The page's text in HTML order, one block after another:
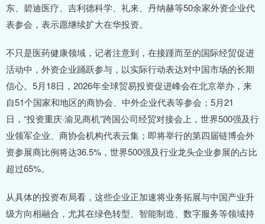
东、碧迪医疗、吉利德科学、礼来、丹纳赫等50余家外资企业代
表参会，表示愿继续扩大在华投资。
不只是医药健康领域，记者注意到，在接踵而至的国际经贸促进
活动中，外资企业踊跃参与，以实际行动表达对中国市场的长期
信心。5月18日，2026年全球贸易投资促进峰会在北京举办，来
自51个国家和地区的商协会、中外企业代表等参会；5月21
日，“投资重庆·渝见商机”跨国公司经贸对接会上，世界500强及行
业领军企业、商协会机构代表云集；即将举行的第四届链博会外
资参展商比例将达36.5%，世界500强及行业龙头企业参展的占比
超过65%。
从具体的投资布局看，这些企业正加速将业务拓展与中国产业升
级方向相融合，尤其在绿色转型、智能制造、数字服务等领域持